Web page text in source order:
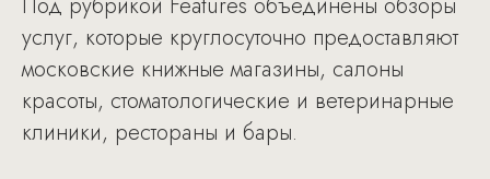
услуг, которые круглосуточно предоставляют
московские книжные магазины, салоны
красоты, стоматологические и ветеринарные
клиники, рестораны и бары.